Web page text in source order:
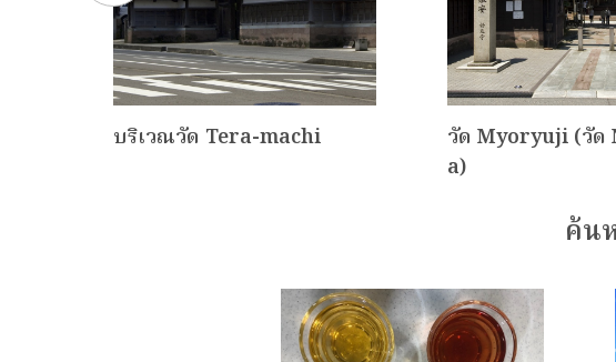
บริเวณวัด Tera-machi
วัด Myoryuji (วัด
a)
ค้น